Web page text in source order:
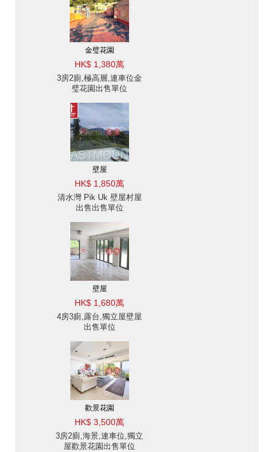
金璧花園
HK$ 1,380萬
3房2廁,極高層,連車位金
璧花園出售單位
壁屋
HK$ 1,850萬
清水灣 Pik Uk 壁屋村屋
出售出售單位
壁屋
HK$ 1,680萬
4房3廁,露台,獨立屋壁屋
出售單位
歡景花園
HK$ 3,500萬
3房2廁,海景,連車位,獨立
屋歡景花園出售單位